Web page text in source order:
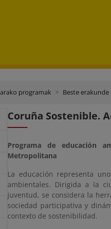
programak Beste
Coruña Sostenible.
Programa de educación
Metropolitana
La educación representa
ambientales. Dirigida a la
juventud, se considera la
sociedad participativa y
contexto de sostenibilidad.